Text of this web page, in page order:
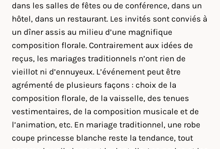
dans les salles de fêtes ou de conférence, dans un
hôtel, dans un restaurant. Les invités sont conviés à
un dîner assis au milieu d’une magnifique
composition florale. Contrairement aux idées de
reçus, les mariages traditionnels n’ont rien de
vieillot ni d’ennuyeux. L’événement peut être
agrémenté de plusieurs façons : choix de la
composition florale, de la vaisselle, des tenues
vestimentaires, de la composition musicale et de
l’animation, etc. En mariage traditionnel, une robe
coupe princesse blanche reste la tendance, tout